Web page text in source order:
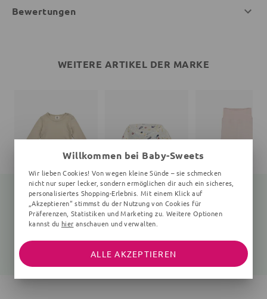
Bewertungen
WEITERE ARTIKEL DER MARKE
Langarmbody
26,91 €
Print
Willkommen bei Baby-Sweets
Wir lieben Cookies! Von wegen kleine Sünde – sie schmecken
nicht nur super lecker, sondern ermöglichen dir auch ein sicheres,
personalisiertes Shopping-Erlebnis. Mit einem Klick auf
„Akzeptieren“ stimmst du der Nutzung von Cookies für
Präferenzen, Statistiken und Marketing zu. Weitere Optionen
kannst du hier anschauen und verwalten.
ALLE AKZEPTIEREN